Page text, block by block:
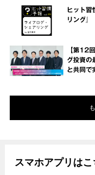
ヒット
リング』
【第12
グ投資
と共同で
スマホアプリはこ